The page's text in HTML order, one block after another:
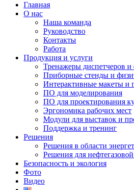
Главная
О нас
Наша команда
Руководство
Контакты
Работа
Продукция и услуги
Тренажеры диспетчеров и
Приборные стенды и
Интерактивные макеты и
ПО для моделирования
ПО для проектирования
Эргономика рабочих мест
Модули для выставок и
Поддержка и тренинг
Решения
Решения в области
Решения для
Безопасность и экология
Фото
Видео